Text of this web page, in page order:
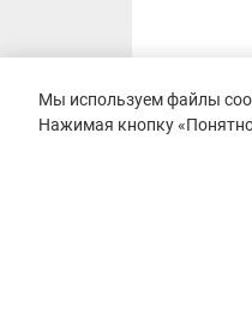
Мы используем файлы
Нажимая кнопку